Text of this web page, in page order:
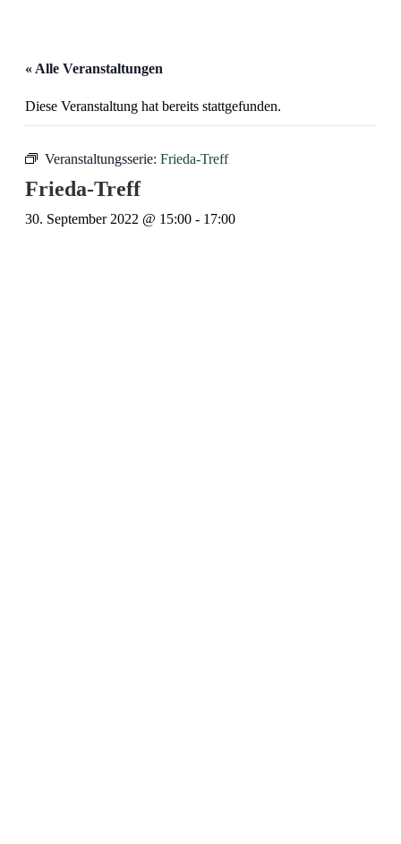
« Alle Veranstaltungen
Diese Veranstaltung hat bereits stattgefunden.
Veranstaltungsserie: Frieda-Treff
Frieda-Treff
30. September 2022 @ 15:00 - 17:00